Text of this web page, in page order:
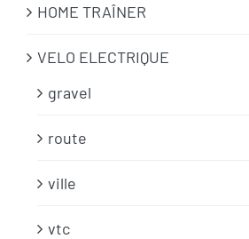
HOME TRAÎNER
VELO ELECTRIQUE
gravel
route
ville
vtc